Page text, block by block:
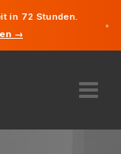
in 72 Stunden.
→
×